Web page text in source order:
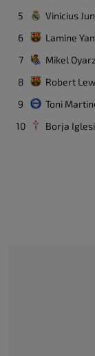
5
Vinicius
6
Lamine
7
Mikel
8
Robert
9
Toni
10
Borja